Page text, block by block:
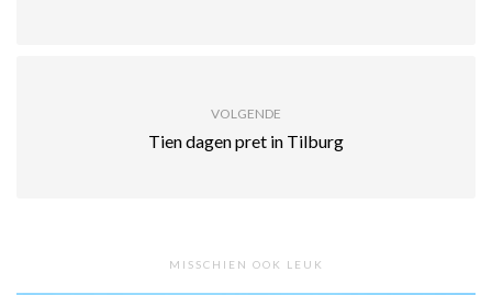
VOLGENDE
Tien dagen pret in Tilburg
MISSCHIEN OOK LEUK